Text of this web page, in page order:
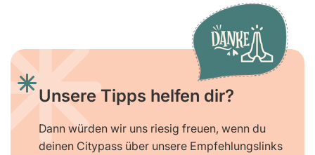
Unsere Tipps helfen dir?
Dann würden wir uns riesig freuen, wenn du
deinen Citypass über unsere Empfehlungslinks